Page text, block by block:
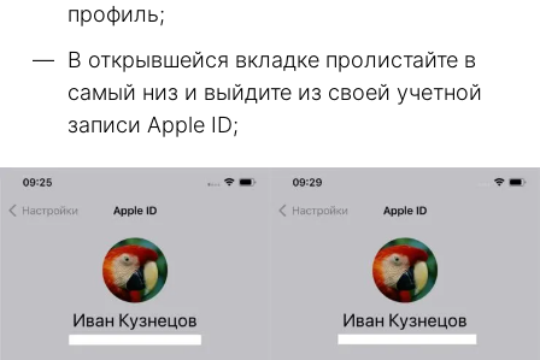
профиль;
В открывшейся вкладке пролистайте в
самый низ и выйдите из своей учетной
записи Apple ID;